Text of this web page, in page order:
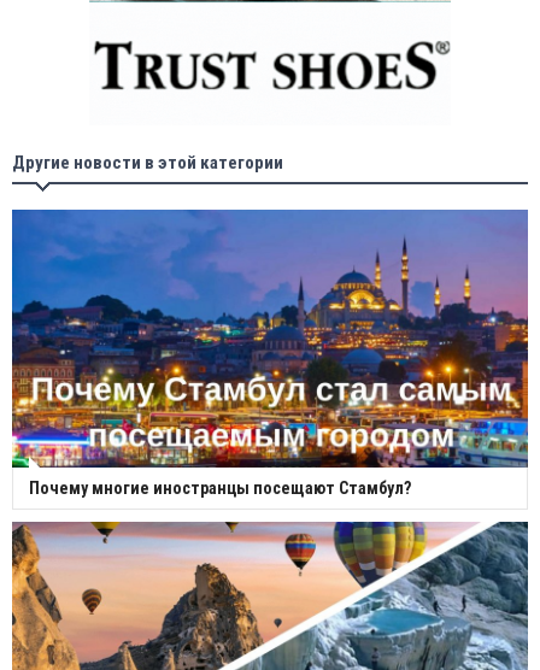
Другие новости в этой категории
Почему многие иностранцы посещают Стамбул?